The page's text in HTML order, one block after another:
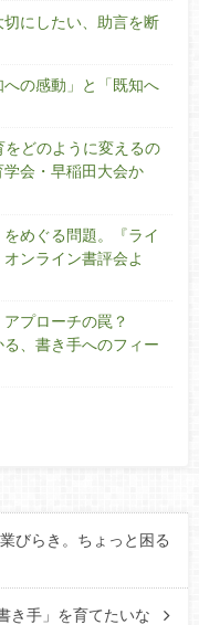
にしたい、助言を断
の感動」と「既知へ
どのように変えるの
会・早稲田大会か
めぐる問題。『ライ
ンライン書評会よ
アプローチの罠？
、書き手へのフィー
びらき。ちょっと困る
き手」を育てたいな